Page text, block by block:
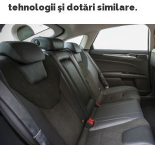
tehnologii şi dotări similare.